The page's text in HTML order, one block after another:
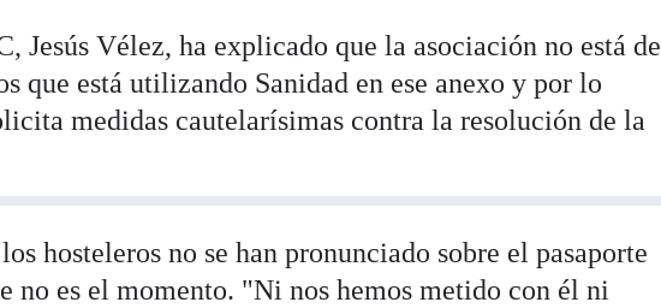
Jesús Vélez, ha explicado que la asociación no está de
que está utilizando Sanidad en ese anexo y por lo
medidas cautelarísimas contra la resolución de la
hosteleros no se han pronunciado sobre el pasaporte
no es el momento. "Ni nos hemos metido con él ni